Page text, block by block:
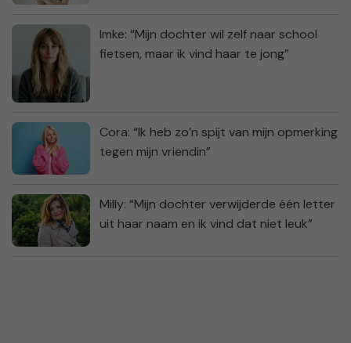
Imke: “Mijn dochter wil zelf naar school
fietsen, maar ik vind haar te jong”
Cora: “Ik heb zo’n spijt van mijn opmerking
tegen mijn vriendin”
Milly: “Mijn dochter verwijderde één letter
uit haar naam en ik vind dat niet leuk”